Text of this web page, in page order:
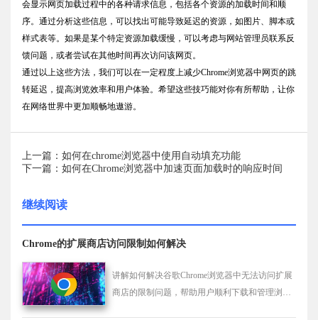
会显示网页加载过程中的各种请求信息，包括各个资源的加载时间和顺
序。通过分析这些信息，可以找出可能导致延迟的资源，如图片、脚本或
样式表等。如果是某个特定资源加载缓慢，可以考虑与网站管理员联系反
馈问题，或者尝试在其他时间再次访问该网页。
通过以上这些方法，我们可以在一定程度上减少Chrome浏览器中网页的跳
转延迟，提高浏览效率和用户体验。希望这些技巧能对你有所帮助，让你
在网络世界中更加顺畅地遨游。
上一篇：如何在chrome浏览器中使用自动填充功能
下一篇：如何在Chrome浏览器中加速页面加载时的响应时间
继续阅读
Chrome的扩展商店访问限制如何解决
讲解如何解决谷歌Chrome浏览器中无法访问扩展
商店的限制问题，帮助用户顺利下载和管理浏览